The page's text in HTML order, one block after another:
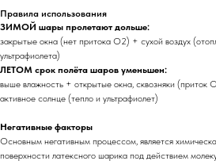
Правила использования
ЗИМОЙ шары пролетают дольше:
закрытые окна (нет притока O2) + сухой воздух
ультрафиолета)
ЛЕТОМ срок полёта шаров уменьшен:
выше влажность + открытые окна, сквозняки (приток
активное солнце (тепло и ультрафиолет)
Негативные факторы
Основным негативным процессом, является
поверхности латексного шарика под действием